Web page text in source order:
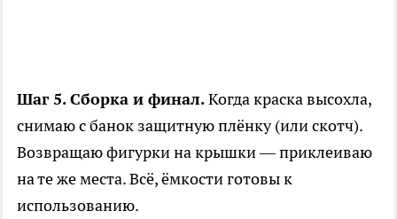
Шаг 5. Сборка и финал.Когда краска высохла,
снимаю с банок защитную плёнку (или скотч).
Возвращаю фигурки на крышки — приклеиваю
на те же места. Всё, ёмкости готовы к
использованию.